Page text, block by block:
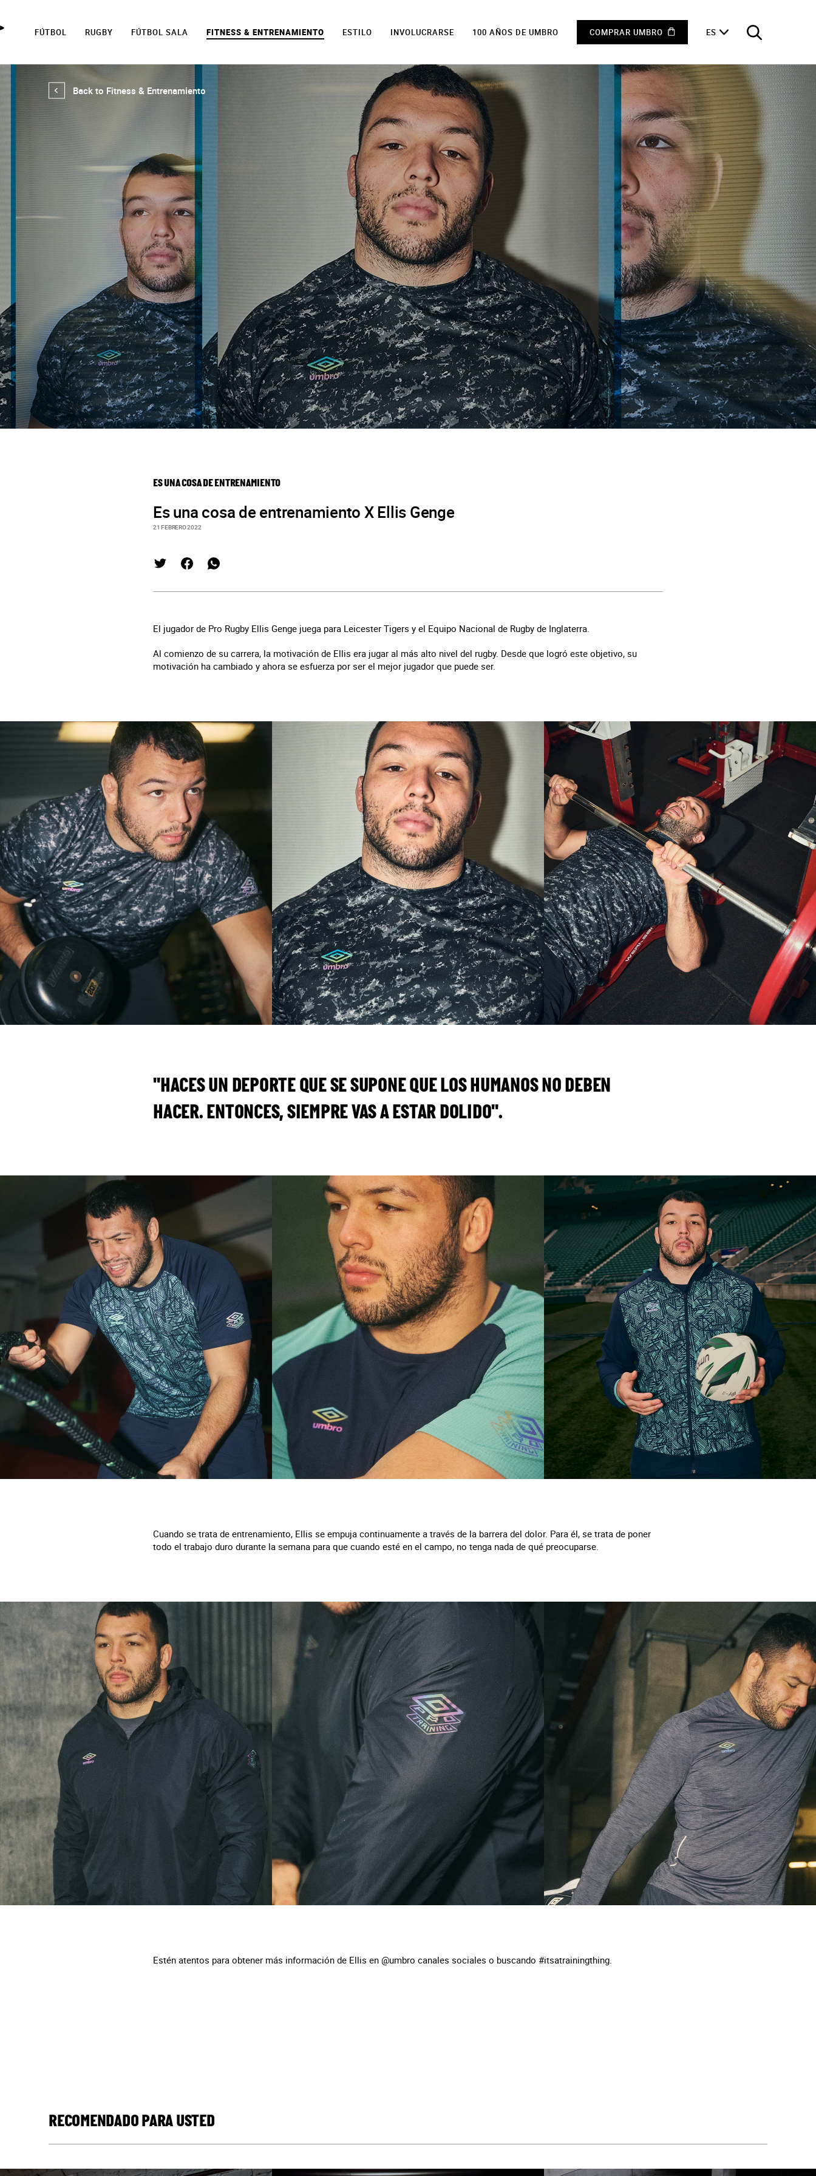
FÚTBOL RUGBY FÚTBOL SALA FITNESS & ENTRENAMIENTO ESTILO INVOLUCRARSE 100 AÑOS DE UMBRO COMPRAR UMBRO ES
Back to Fitness & Entrenamiento
ES UNA COSA DE ENTRENAMIENTO
Es una cosa de entrenamiento X Ellis Genge
21 FEBRERO 2022
El jugador de Pro Rugby Ellis Genge juega para Leicester Tigers y el Equipo Nacional de Rugby de Inglaterra.
Al comienzo de su carrera, la motivación de Ellis era jugar al más alto nivel del rugby. Desde que logró este objetivo, su
motivación ha cambiado y ahora se esfuerza por ser el mejor jugador que puede ser.
"HACES UN DEPORTE QUE SE SUPONE QUE LOS HUMANOS NO DEBEN
HACER. ENTONCES, SIEMPRE VAS A ESTAR DOLIDO".
Cuando se trata de entrenamiento, Ellis se empuja continuamente a través de la barrera del dolor. Para él, se trata de poner
todo el trabajo duro durante la semana para que cuando esté en el campo, no tenga nada de qué preocuparse.
Estén atentos para obtener más información de Ellis en @umbro canales sociales o buscando #itsatrainingthing.
RECOMENDADO PARA USTED